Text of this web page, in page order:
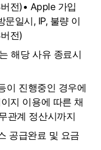
전)• Apple 가입
일시, IP, 불량 이
전)
해당 사유 종료시
이 진행중인 경우에
지 이용에 따른 채
관계 정산시까지
공급완료 및 요금